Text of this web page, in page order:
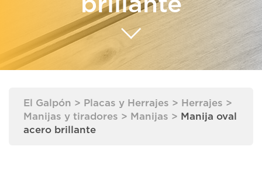
El Galpón > Placas y Herrajes > Herrajes >
Manijas y tiradores > Manijas > Manija oval
acero brillante